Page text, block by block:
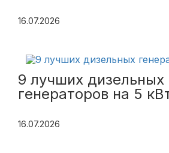
16.07.2026
9 лучших дизельных
генераторов на 5
16.07.2026